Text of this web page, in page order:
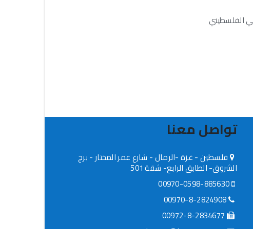
الفلسطيني
تواصل معنا
فلسطين - غزة -الرمال - شارع عمر المختار - برج
الشروق- الطابق الرابع- شقة 501